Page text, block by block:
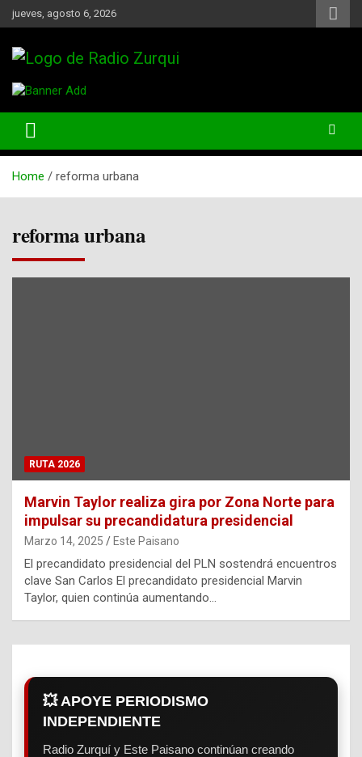
Skip
to
jueves, agosto 6, 2026
Radio Zurqui
Home reforma urbana
reforma urbana
RUTA 2026
Marvin Taylor realiza gira por Zona Norte para
impulsar su precandidatura presidencial
Marzo 14, 2025 Este Paisano
El precandidato presidencial del PLN sostendrá encuentros
clave San Carlos El precandidato presidencial Marvin
Taylor, quien continúa aumentando…
💥 APOYE PERIODISMO
INDEPENDIENTE
Radio Zurquí y Este Paisano continúan creando